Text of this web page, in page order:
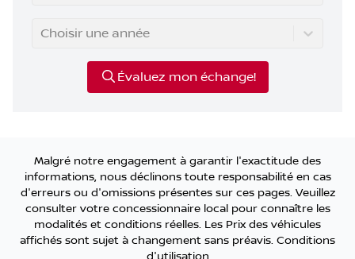
Choisir une année
Évaluez mon échange!
Malgré notre engagement à garantir l'exactitude des
informations, nous déclinons toute responsabilité en cas
d'erreurs ou d'omissions présentes sur ces pages. Veuillez
consulter votre concessionnaire local pour connaître les
modalités et conditions réelles. Les Prix des véhicules
affichés sont sujet à changement sans préavis. Conditions
d'utilisation